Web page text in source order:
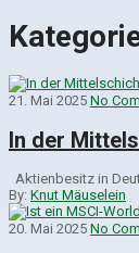
21. Mai 2025 No
In der
Aktienbesitz in
By: Knut Mäuselein
20. Mai 2025 No